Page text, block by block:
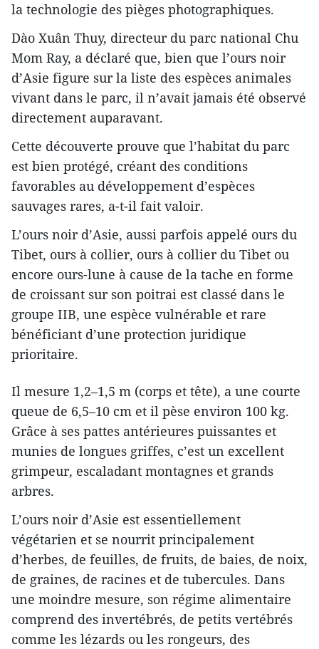
la technologie des pièges photographiques.
Dào Xuân Thuy, directeur du parc national Chu
Mom Ray, a déclaré que, bien que l’ours noir
d’Asie figure sur la liste des espèces animales
vivant dans le parc, il n’avait jamais été observé
directement auparavant.
Cette découverte prouve que l’habitat du parc
est bien protégé, créant des conditions
favorables au développement d’espèces
sauvages rares, a-t-il fait valoir.
L’ours noir d’Asie, aussi parfois appelé ours du
Tibet, ours à collier, ours à collier du Tibet ou
encore ours-lune à cause de la tache en forme
de croissant sur son poitrai est classé dans le
groupe IIB, une espèce vulnérable et rare
bénéficiant d’une protection juridique
prioritaire.
Il mesure 1,2–1,5 m (corps et tête), a une courte
queue de 6,5–10 cm et il pèse environ 100 kg.
Grâce à ses pattes antérieures puissantes et
munies de longues griffes, c’est un excellent
grimpeur, escaladant montagnes et grands
arbres.
L’ours noir d’Asie est essentiellement
végétarien et se nourrit principalement
d’herbes, de feuilles, de fruits, de baies, de noix,
de graines, de racines et de tubercules. Dans
une moindre mesure, son régime alimentaire
comprend des invertébrés, de petits vertébrés
comme les lézards ou les rongeurs, des